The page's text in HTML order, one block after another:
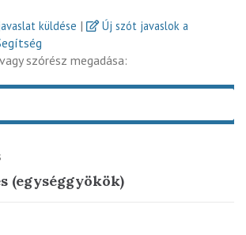
küldése |
Új szót javaslok a
szórész megadása:
(egységgyökök)